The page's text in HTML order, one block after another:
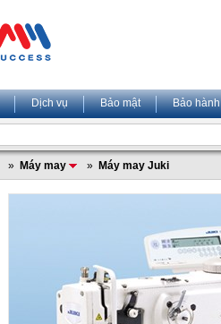
Dịch vụ Bảo mật Bảo hành
» Máy may » Máy may Juki